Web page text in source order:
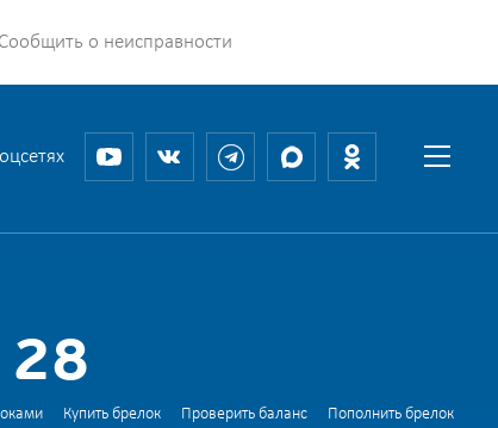
Сообщить о неисправности
Купить брелок Проверить баланс Пополнить брелок